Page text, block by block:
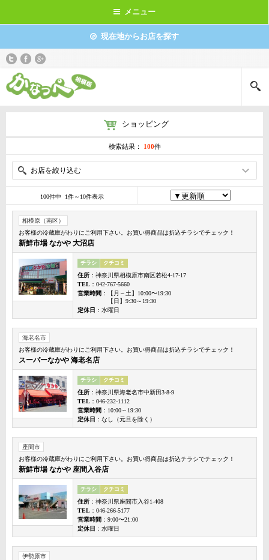
メニュー
現在地からお店を探す
ショッピング
検索結果： 100件
お店を絞り込む
100件中 1件～10件表示
相模原（南区）
お客様の冷蔵庫がわりにご利用下さい。お買い得商品は折込チラシでチェック！
新鮮市場 なかや 大沼店
チラシ クチコミ
住所 ：神奈川県相模原市南区若松4-17-17
TEL ：042-767-5660
営業時間 ：【月～土】10:00〜19:30
【日】9:30～19:30
定休日 ：水曜日
海老名市
お客様の冷蔵庫がわりにご利用下さい。お買い得商品は折込チラシでチェック！
スーパーなかや 海老名店
チラシ クチコミ
住所 ：神奈川県海老名市中新田3-8-9
TEL ：046-232-1112
営業時間 ：10:00～19:30
定休日 ：なし（元旦を除く）
座間市
お客様の冷蔵庫がわりにご利用下さい。お買い得商品は折込チラシでチェック！
新鮮市場 なかや 座間入谷店
チラシ クチコミ
住所 ：神奈川県座間市入谷1-408
TEL ：046-266-5177
営業時間 ：9:00〜21:00
定休日 ：水曜日
伊勢原市